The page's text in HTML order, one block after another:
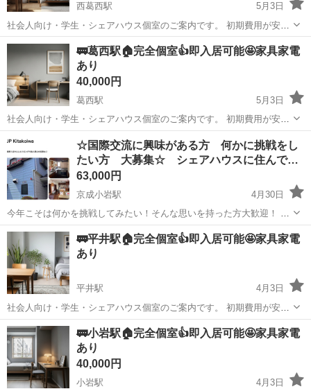
西葛西駅
5月3日
社会人向け・学生・シェアハウス個室のご案内です。 初期費用が安
く・すぐ入居ができる 「いきなり内見は不安」 「条件が合うか分から
ない」 「写真だけじゃ判断できない」 そんな方のために、公式LINE
東京 江戸川区 西葛西駅 シェアハウス 初期
🚃葛西駅🏠完全個室👍即入居可能🤩家具家電
あり
40,000円
葛西駅
5月3日
社会人向け・学生・シェアハウス個室のご案内です。 初期費用が安
く・すぐ入居ができる 「いきなり内見は不安」 「条件が合うか分から
ない」 「写真だけじゃ判断できない」 そんな方のために、公式LINE
でのご...
東京 江戸川区 葛西駅 シェアハウス
☆国際交流に興味がある方 何かに挑戦をし
たい方 大募集☆ シェアハウスに住んで…
63,000円
京成小岩駅
4月30日
今年こそは何かを挑戦してみたい！そんな思いを持った方大歓迎！ ・
英語が話せるようになりたい ・外国人の友達を作りたい ・職場や家族
以外の居場所を作りたい ・何かを変えてみたい ・いろいろな人と交流
をしたい ・...
東京 江戸川区 京成小岩駅 シェアハウス 外国人
🚃平井駅🏠完全個室👍即入居可能🤩家具家電
あり
平井駅
4月3日
社会人向け・学生・シェアハウス個室のご案内です。 初期費用が安
く・すぐ入居ができる 「いきなり内見は不安」 「条件が合うか分から
ない」 「写真だけじゃ判断できない」 そんな方のために、公式LINE
でのご...
東京 江戸川区 平井駅 シェアハウス 初期
🚃小岩駅🏠完全個室👍即入居可能🤩家具家電
あり
40,000円
小岩駅
4月3日